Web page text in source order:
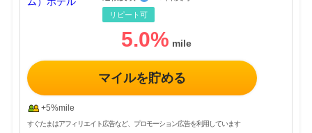
リピート可
5.0%
マイルを貯める
+5%mile
すぐたまはアフィリエイト広告など、プロモーション広告を利用しています